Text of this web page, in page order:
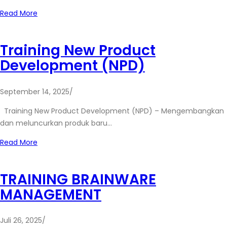
Read More
Training New Product
Development (NPD)
September 14, 2025/
Training New Product Development (NPD) – Mengembangkan
dan meluncurkan produk baru…
Read More
TRAINING BRAINWARE
MANAGEMENT
Juli 26, 2025/